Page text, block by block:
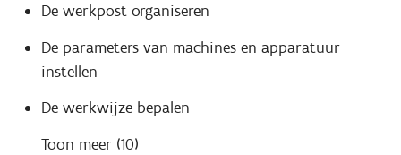
De werkpost organiseren
De parameters van machines en apparatuur
instellen
De werkwijze bepalen
Toon meer (10)